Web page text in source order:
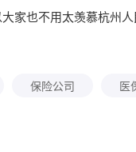
家也不用太羡慕杭州
保险公司 医